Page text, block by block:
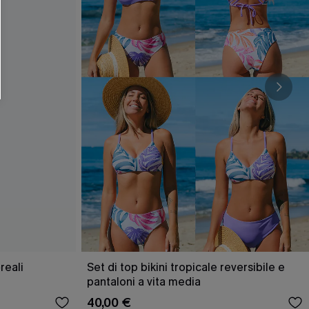
Set di top bikini tropicale reversibile e
pantaloni a vita media
40,00 €
e-mail di marketing (compresi contenuti
i nostri Termini e condizioni. Potremmo
come i pixel presenti nelle
valutare il livello di coinvolgimento,
che potrebbero interessarti, il tutto
. Puoi annullare l'iscrizione in qualsiasi